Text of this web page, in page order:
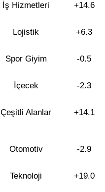
İş Hizmetleri +14.6
Lojistik +6.3
Spor Giyim -0.5
İçecek -2.3
Çeşitli Alanlar +14.1
Otomotiv -2.9
Teknoloji +19.0